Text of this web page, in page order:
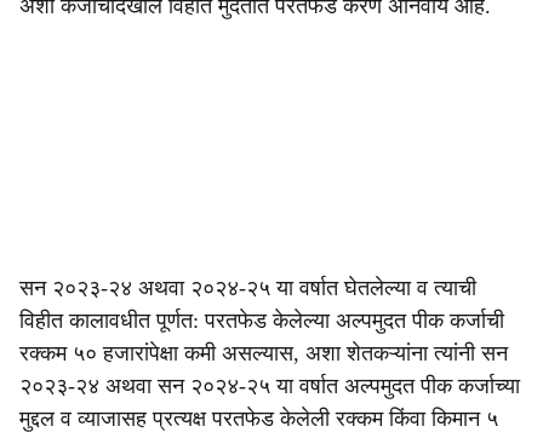
अशा कर्जाचीदेखील विहीत मुदतीत परतफेड करणे अनिवार्य आहे.
सन २०२३-२४ अथवा २०२४-२५ या वर्षात घेतलेल्या व त्याची
विहीत कालावधीत पूर्णत: परतफेड केलेल्या अल्पमुदत पीक कर्जाची
रक्कम ५० हजारांपेक्षा कमी असल्यास, अशा शेतकऱ्यांना त्यांनी सन
२०२३-२४ अथवा सन २०२४-२५ या वर्षात अल्पमुदत पीक कर्जाच्या
मुद्दल व व्याजासह प्रत्यक्ष परतफेड केलेली रक्कम किंवा किमान ५